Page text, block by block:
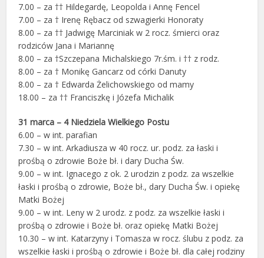
7.00 – za †† Hildegardę, Leopolda i Annę Fencel
7.00 – za † Irenę Rębacz od szwagierki Honoraty
8.00 – za †† Jadwigę Marciniak w 2 rocz. śmierci oraz
rodziców Jana i Mariannę
8.00 – za †Szczepana Michalskiego 7r.śm. i †† z rodz.
8.00 – za † Monikę Gancarz od córki Danuty
8.00 – za † Edwarda Żelichowskiego od mamy
18.00 – za †† Franciszkę i Józefa Michalik
31 marca – 4 Niedziela Wielkiego Postu
6.00 – w int. parafian
7.30 – w int. Arkadiusza w 40 rocz. ur. podz. za łaski i
prośbą o zdrowie Boże bł. i dary Ducha Św.
9.00 – w int. Ignacego z ok. 2 urodzin z podz. za wszelkie
łaski i prośbą o zdrowie, Boże bł., dary Ducha Św. i opiekę
Matki Bożej
9.00 – w int. Leny w 2 urodz. z podz. za wszelkie łaski i
prośbą o zdrowie i Boże bł. oraz opiekę Matki Bożej
10.30 – w int. Katarzyny i Tomasza w rocz. ślubu z podz. za
wszelkie łaski i prośbą o zdrowie i Boże bł. dla całej rodziny